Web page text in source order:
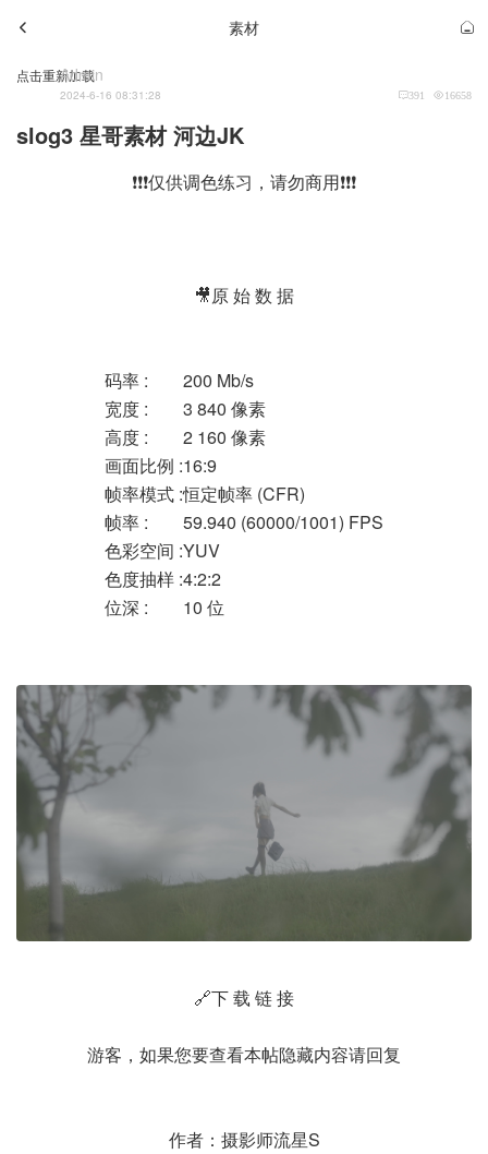
素材
点击重新加载
Admin
2024-6-16 08:31:28 391 16658
slog3 星哥素材 河边JK
❗❗❗仅供调色练习，请勿商用❗❗❗
🎥原 始 数 据
码率 :
200 Mb/s
宽度 :
3 840 像素
高度 :
2 160 像素
画面比例 :16:9
帧率模式 :恒定帧率 (CFR)
帧率 :
59.940 (60000/1001) FPS
色彩空间 :YUV
色度抽样 :4:2:2
位深 :
10 位
🔗下 载 链 接
游客，如果您要查看本帖隐藏内容请回复
作者：摄影师流星S